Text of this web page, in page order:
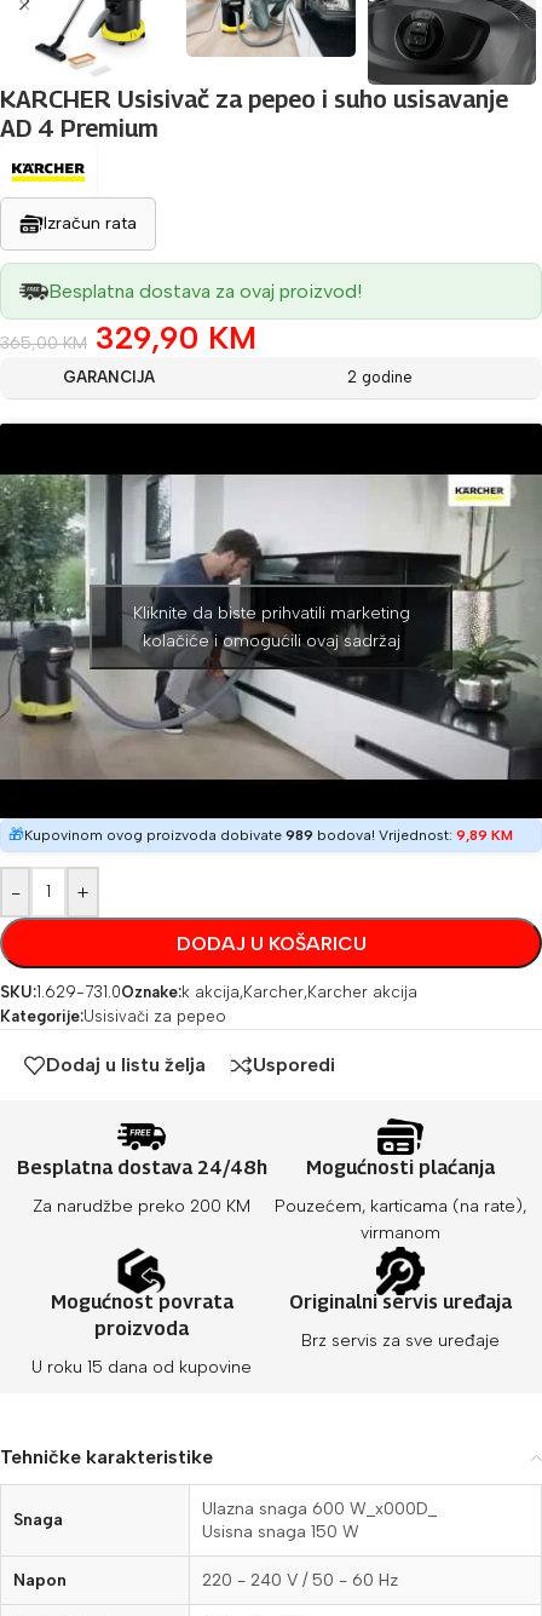
KARCHER Usisivač za pepeo i suho usisavanje
AD 4 Premium
Izračun rata
Besplatna dostava za ovaj proizvod!
365,00KM 329,90 KM
GARANCIJA 2 godine
Kliknite da biste prihvatili marketing
kolačiće i omogućili ovaj sadržaj
🎁Kupovinom ovog proizvoda dobivate 989 bodova! Vrijednost: 9,89 KM
- +
DODAJ U KOŠARICU
SKU:1.629-731.0Oznake:k akcija,Karcher,Karcher akcija
Kategorije:Usisivači za pepeo
Dodaj u listu želja Usporedi
Besplatna dostava 24/48h
Za narudžbe preko 200 KM
Mogućnosti plaćanja
Pouzećem, karticama (na rate),
virmanom
Mogućnost povrata
proizvoda
U roku 15 dana od kupovine
Originalni servis uređaja
Brz servis za sve uređaje
Tehničke karakteristike
Snaga
Ulazna snaga 600 W_x000D_
Usisna snaga 150 W
Napon 220 - 240 V / 50 - 60 Hz